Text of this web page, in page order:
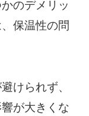
のデメリッ
保温性の問
けられず、
が大きくな